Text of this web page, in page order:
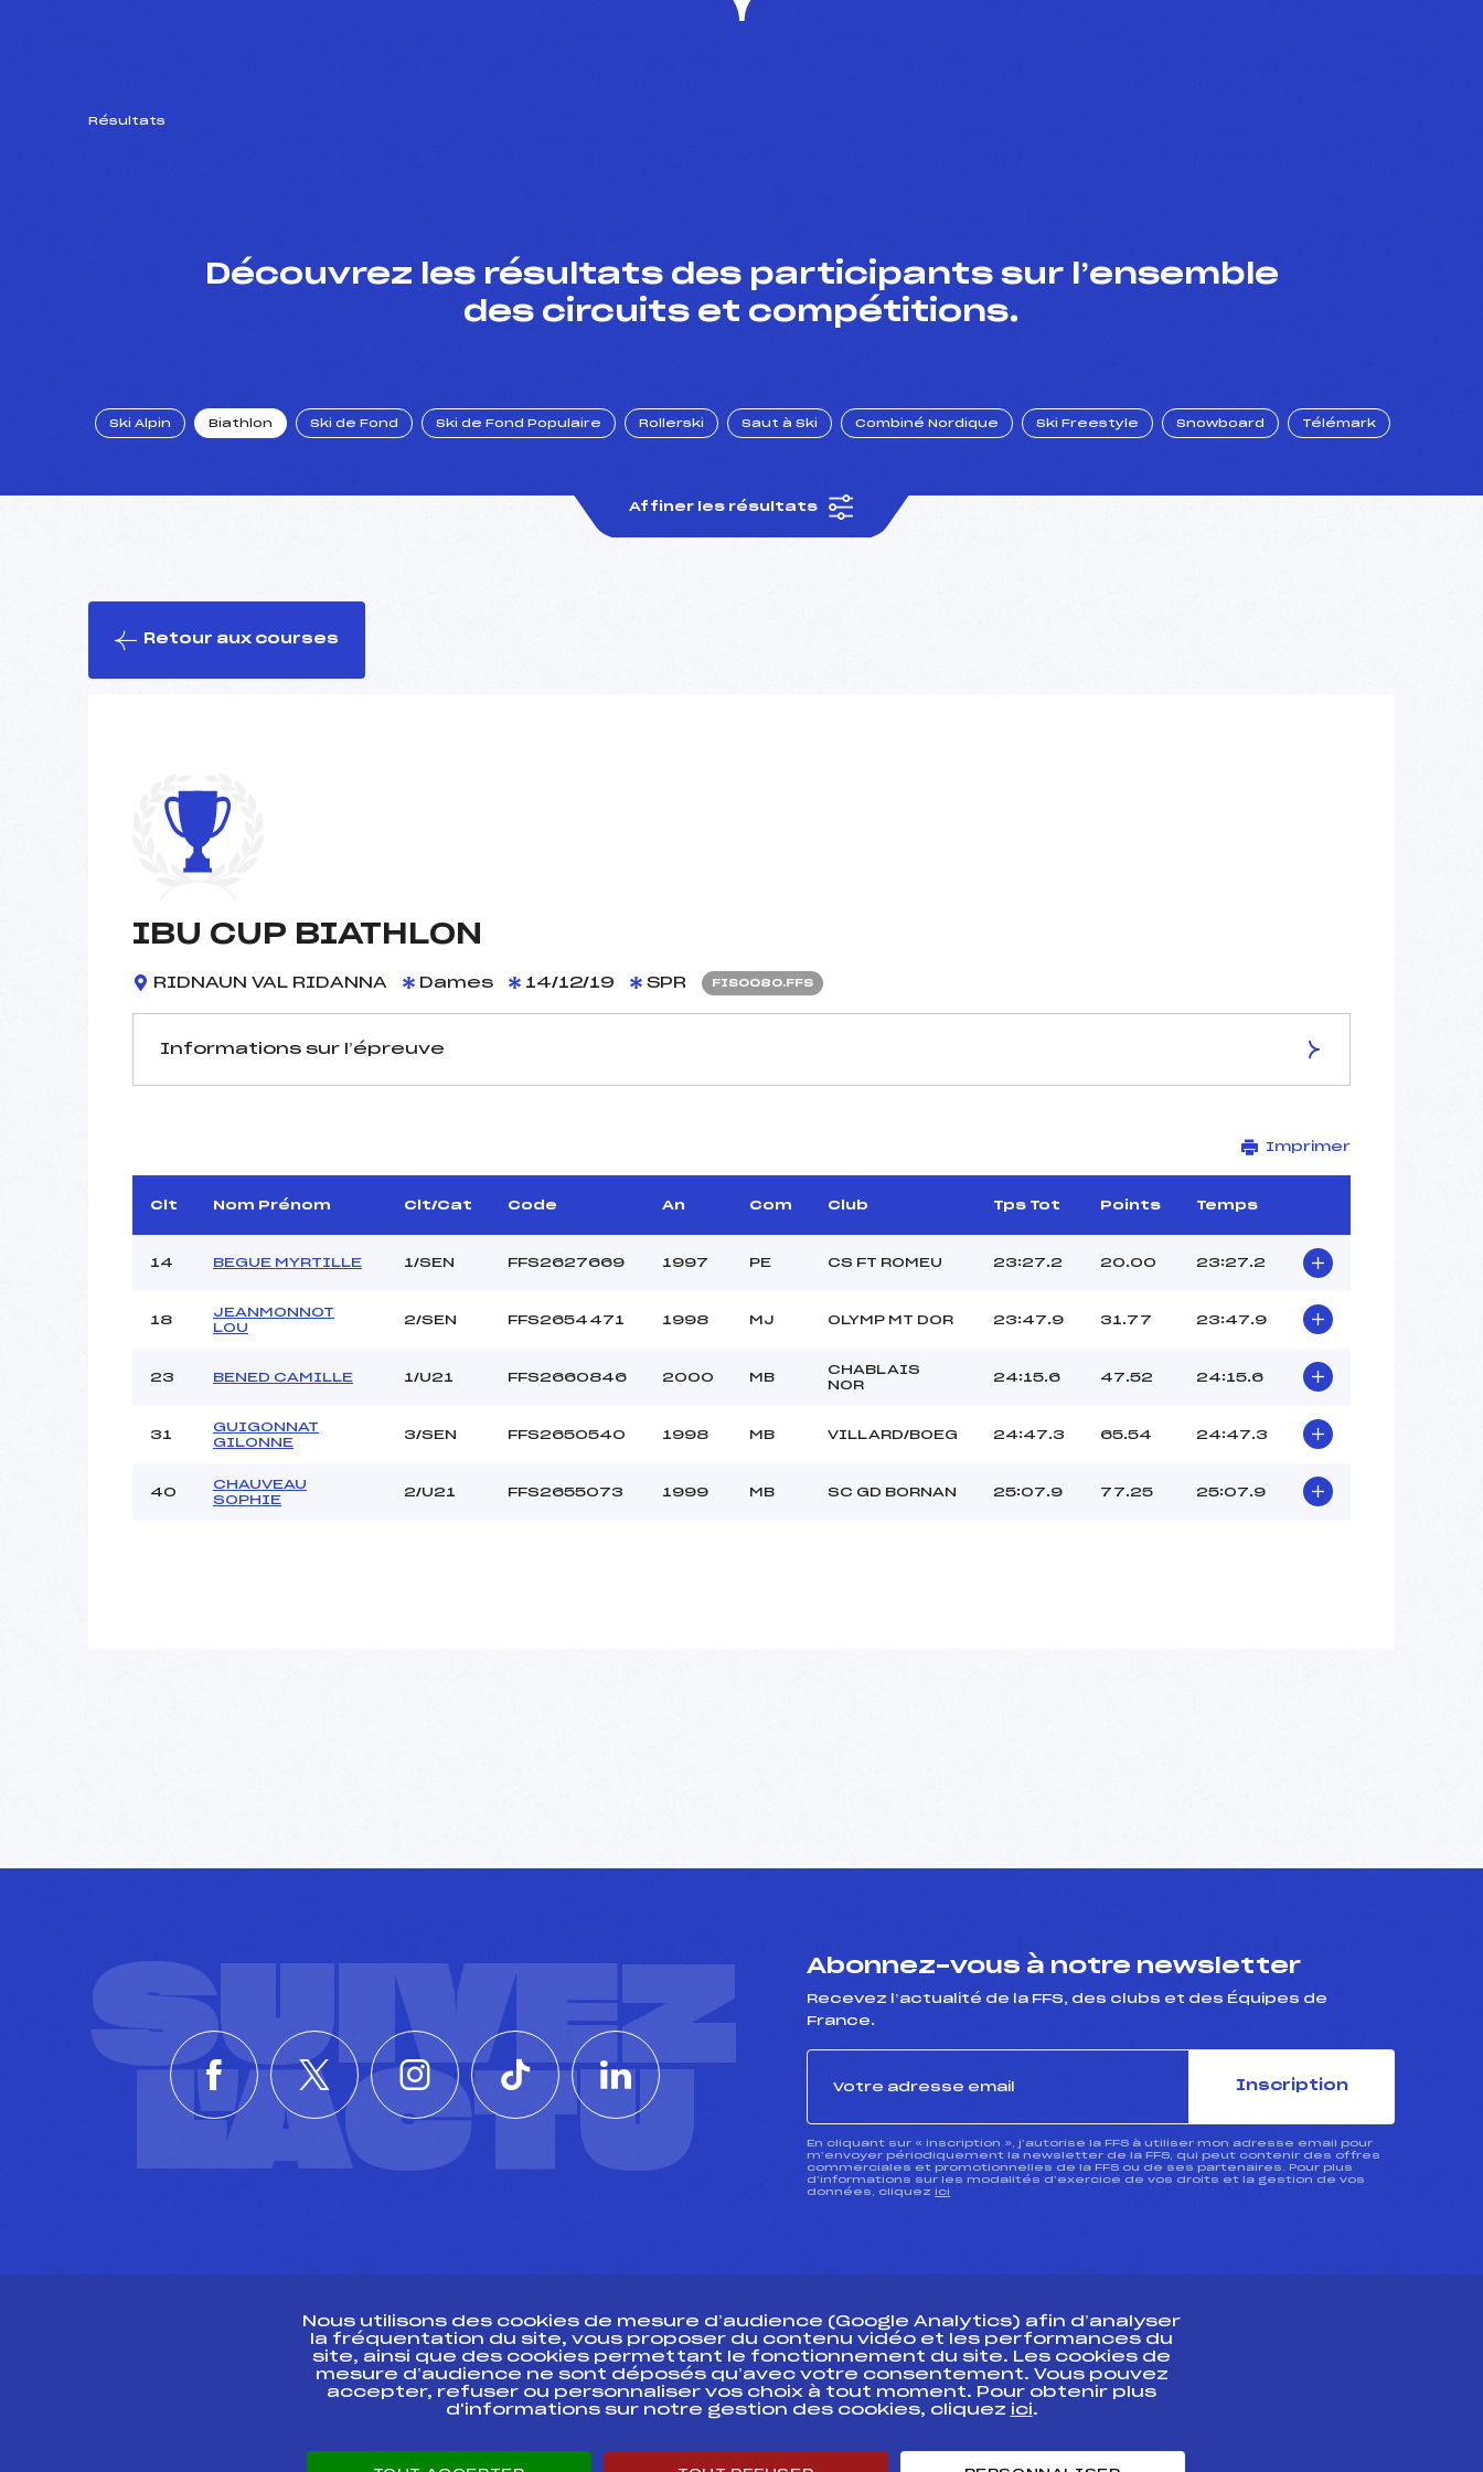
Résultats
Découvrez les résultats des participants sur l’ensemble
des circuits et compétitions.
Ski Alpin Biathlon Ski de Fond Ski de Fond Populaire Rollerski Saut à Ski Combiné Nordique Ski Freestyle Snowboard Télémark
Affiner les résultats
Retour aux courses
IBU CUP BIATHLON
RIDNAUN VAL RIDANNA Dames 14/12/19 SPR FIS0080.FFS
Informations sur l’épreuve
D.T Adjoint :
–
Dir. Epreuve :
–
RIDNAUN VAL RIDANNA
Distance :
7.5 km
Point Haut :
Pénalité appliquée :
20.0000
Catégorie :
Imprimer
Clt Nom Prénom Clt/Cat Code An Com Club Tps Tot Points Temps
14 BEGUE MYRTILLE 1/SEN FFS2627669 1997 PE CS FT ROMEU 23:27.2 20.00 23:27.2
18
JEANMONNOT
LOU
2/SEN FFS2654471 1998 MJ OLYMP MT DOR 23:47.9 31.77 23:47.9
23 BENED CAMILLE 1/U21 FFS2660846 2000 MB
CHABLAIS
NOR
24:15.6 47.52 24:15.6
31
GUIGONNAT
GILONNE
3/SEN FFS2650540 1998 MB VILLARD/BOEG 24:47.3 65.54 24:47.3
40
CHAUVEAU
SOPHIE
2/U21 FFS2655073 1999 MB SC GD BORNAN 25:07.9 77.25 25:07.9
SUIVEZ
L'ACTU
Abonnez-vous à notre newsletter
Recevez l’actualité de la FFS, des clubs et des Équipes de
France.
Inscription
En cliquant sur « inscription », j’autorise la FFS à utiliser mon adresse email pour
m’envoyer périodiquement la newsletter de la FFS, qui peut contenir des offres
commerciales et promotionnelles de la FFS ou de ses partenaires. Pour plus
d’informations sur les modalités d’exercice de vos droits et la gestion de vos
données, cliquez ici
Ressources
Pass’Neige
Projet sportif fédéral
Pôle vie de l’athlète
Enseignement professionnel
Nous utilisons des cookies de mesure d’audience (Google Analytics) afin d’analyser
la fréquentation du site, vous proposer du contenu vidéo et les performances du
site, ainsi que des cookies permettant le fonctionnement du site. Les cookies de
mesure d’audience ne sont déposés qu’avec votre consentement. Vous pouvez
accepter, refuser ou personnaliser vos choix à tout moment. Pour obtenir plus
d'informations sur notre gestion des cookies, cliquez ici.